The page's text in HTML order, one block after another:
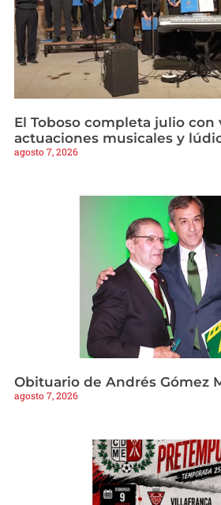
El Toboso completa julio con
actuaciones musicales y
agosto 7, 2026
Obituario de Andrés Gómez
agosto 7, 2026